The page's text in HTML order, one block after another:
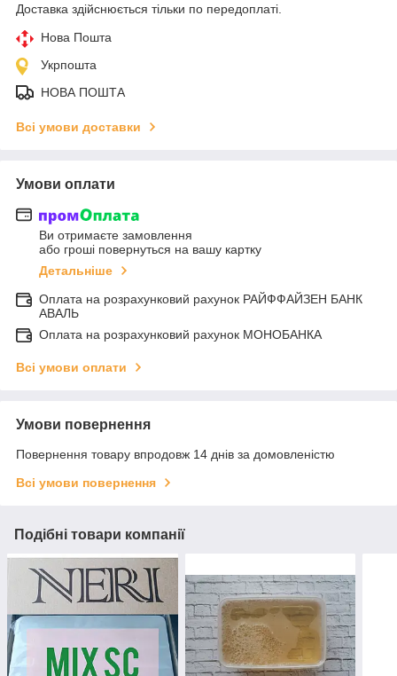
Доставка здійснюється тільки по передоплаті.
Нова Пошта
Укрпошта
НОВА ПОШТА
Всі умови доставки
Умови оплати
Ви отримаєте замовлення
або гроші повернуться на вашу картку
Детальніше
Оплата на розрахунковий рахунок РАЙФФАЙЗЕН БАНК
АВАЛЬ
Оплата на розрахунковий рахунок МОНОБАНКА
Всі умови оплати
Умови повернення
Повернення товару впродовж 14 днів за домовленістю
Всі умови повернення
Подібні товари компанії